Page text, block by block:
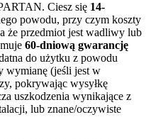
Ciesz się 14-
powodu, przy czym koszty
że przedmiot jest wadliwy lub
60-dniową gwarancję
do użytku z powodu
wymianę (jeśli jest w
pokrywając wysyłkę
uszkodzenia wynikające z
lub znane/oczywiste